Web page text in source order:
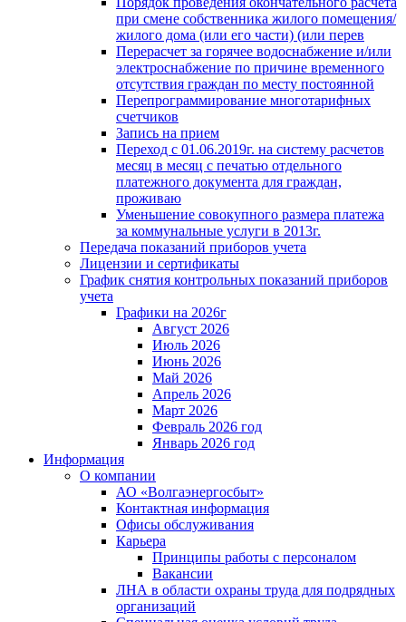
при смене собственника жилого помещения/
жилого дома (или его части) (или перев
Перерасчет за горячее водоснабжение и/или
электроснабжение по причине временного
отсутствия граждан по месту постоянной
Перепрограммирование многотарифных
счетчиков
Запись на прием
Переход с 01.06.2019г. на систему расчетов
месяц в месяц с печатью отдельного
платежного документа для граждан,
проживаю
Уменьшение совокупного размера платежа
за коммунальные услуги в 2013г.
Передача показаний приборов учета
Лицензии и сертификаты
График снятия контрольных показаний приборов
учета
Графики на 2026г
Август 2026
Июль 2026
Июнь 2026
Май 2026
Апрель 2026
Март 2026
Февраль 2026 год
Январь 2026 год
Информация
О компании
АО «Волгаэнергосбыт»
Контактная информация
Офисы обслуживания
Карьера
Принципы работы с персоналом
Вакансии
ЛНА в области охраны труда для подрядных
организаций